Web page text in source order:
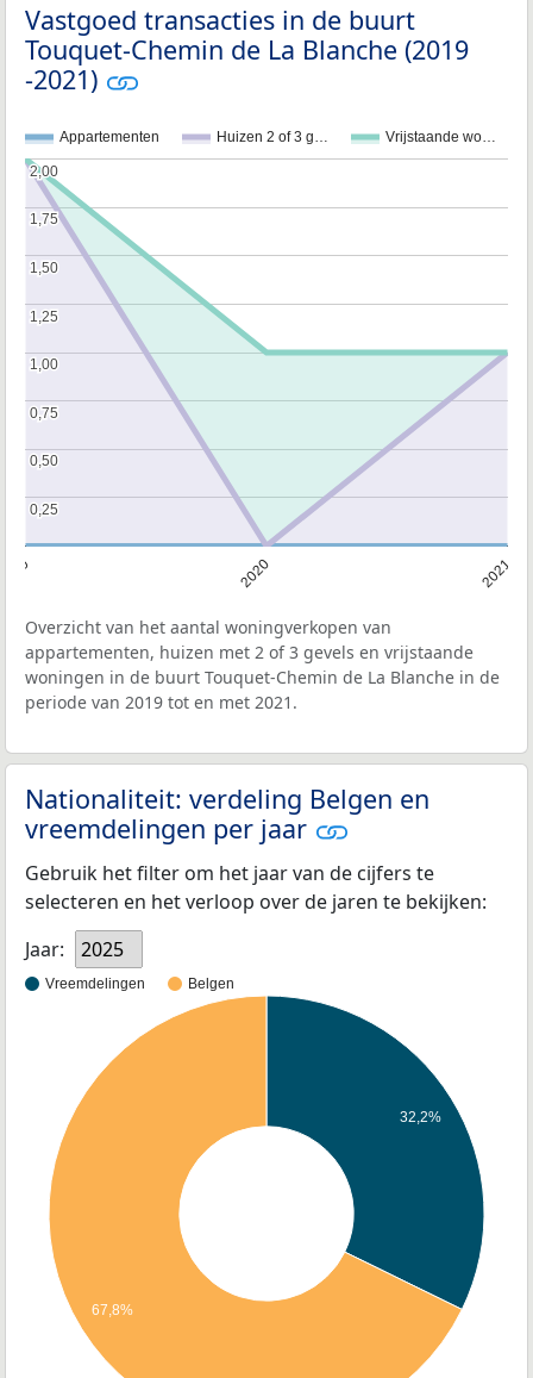
Vastgoed transacties in de buurt
Touquet-Chemin de La Blanche (2019
-2021)
Appartementen Huizen 2 of 3 g… Vrijstaande wo…
2020 2021
0,25
0,25
0,50
0,50
0,75
0,75
1,00
1,00
1,25
1,25
1,50
1,50
1,75
1,75
2,00
2,00
Overzicht van het aantal woningverkopen van
appartementen, huizen met 2 of 3 gevels en vrijstaande
woningen in de buurt Touquet-Chemin de La Blanche in de
periode van 2019 tot en met 2021.
Nationaliteit: verdeling Belgen en
vreemdelingen per jaar
Gebruik het filter om het jaar van de cijfers te
selecteren en het verloop over de jaren te bekijken:
Jaar:
2025
Vreemdelingen Belgen
32,2%
67,8%